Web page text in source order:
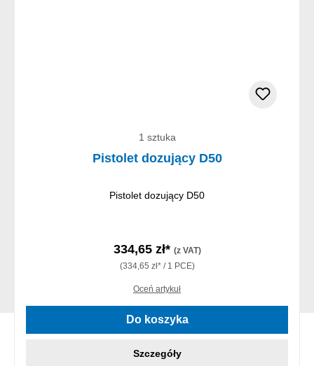
1 sztuka
Pistolet dozujący D50
Pistolet dozujący D50
334,65 zł* (z VAT)
(334,65 zł* / 1 PCE)
Oceń artykuł
Do koszyka
Szczegóły